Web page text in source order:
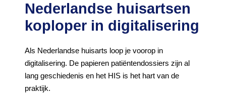
Nederlandse huisartsen
koploper in digitalisering
Als Nederlandse huisarts loop je voorop in
digitalisering. De papieren patiëntendossiers zijn al
lang geschiedenis en het HIS is het hart van de
praktijk.